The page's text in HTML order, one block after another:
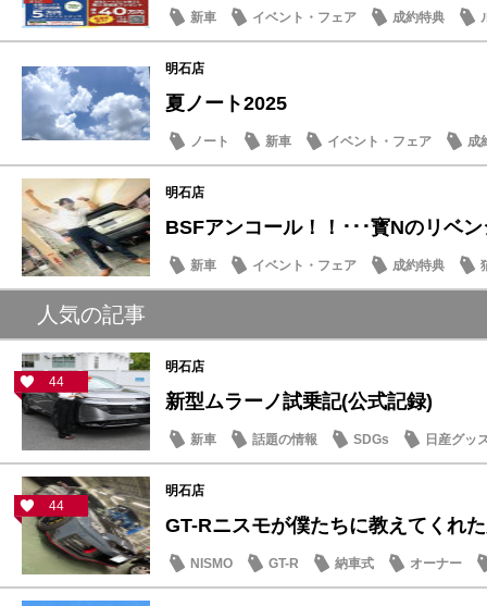
新車 イベント・フェア 成約特典
明石店
夏ノート2025
ノート 新車 イベント・フェア 成
明石店
BSFアンコール！！･･･寳Nのリベ
新車 イベント・フェア 成約特典
人気の記事
44
明石店
新型ムラーノ試乗記(公式記録)
新車 話題の情報 SDGs 日産グッ
44
明石店
GT-Rニスモが僕たちに教えてくれ
NISMO GT-R 納車式 オーナー